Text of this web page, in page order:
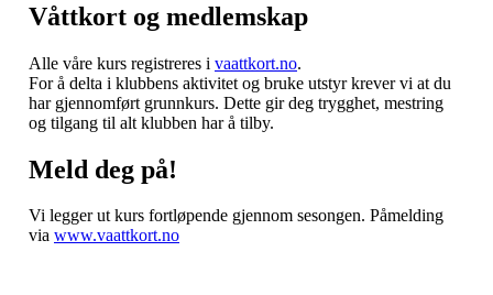
Våttkort og medlemskap
Alle våre kurs registreres i vaattkort.no.
For å delta i klubbens aktivitet og bruke utstyr krever vi at du
har gjennomført grunnkurs. Dette gir deg trygghet, mestring
og tilgang til alt klubben har å tilby.
Meld deg på!
Vi legger ut kurs fortløpende gjennom sesongen. Påmelding
via www.vaattkort.no